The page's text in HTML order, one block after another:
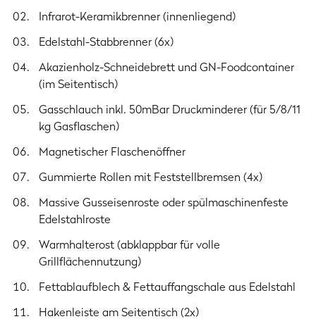
Breite (mit abgeklappten Seitentischen)
54.4 kg
Material
Unterschrank
Kaltgewalzter Stahl mit matter Pulverbeschichtung
Deckel
Seitenteile Deckel
Brennkammer
Seitenteile Brennkammer
Aluminium-Druckguss
Infrarot-Keramikbrenner (innenliegend)
Edelstahl-Stabbrenner (6x)
Akazienholz-Schneidebrett und GN-Foodcontainer
(im Seitentisch)
Gasschlauch inkl. 50mBar Druckminderer (für 5/8/11
kg Gasflaschen)
Magnetischer Flaschenöffner
Gummierte Rollen mit Feststellbremsen (4x)
Massive Gusseisenroste oder spülmaschinenfeste
Edelstahlroste
Warmhalterost (abklappbar für volle
Grillflächennutzung)
Fettablaufblech & Fettauffangschale aus Edelstahl
Hakenleiste am Seitentisch (2x)